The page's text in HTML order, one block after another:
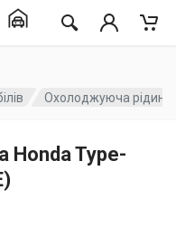
Охолоджуюча рідина
Honda Type-